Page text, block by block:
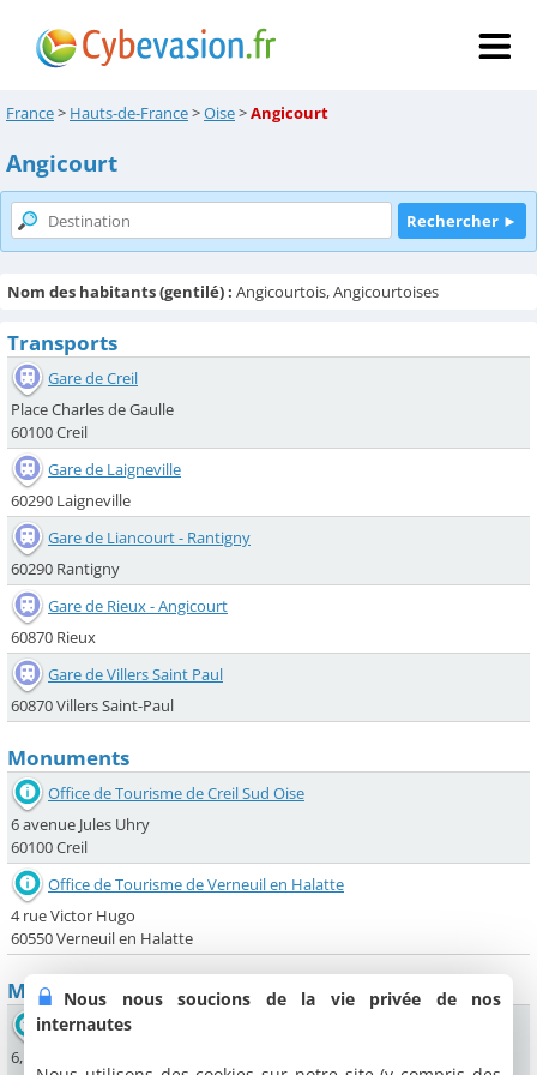
France> Hauts-de-France>Oise>Angicourt
Angicourt
Nom des habitants (gentilé) : Angicourtois, Angicourtoises
Transports
Gare de Creil
Place Charles de Gaulle
60100 Creil
Gare de Laigneville
60290 Laigneville
Gare de Liancourt - Rantigny
60290 Rantigny
Gare de Rieux - Angicourt
60870 Rieux
Gare de Villers Saint Paul
60870 Villers Saint-Paul
Monuments
Office de Tourisme de Creil Sud Oise
6 avenue Jules Uhry
60100 Creil
Office de Tourisme de Verneuil en Halatte
4 rue Victor Hugo
60550 Verneuil en Halatte
Musées
Maison Gallé-Juillet
6, allée du Musée
Nous nous soucions de la vie privée de nos
internautes